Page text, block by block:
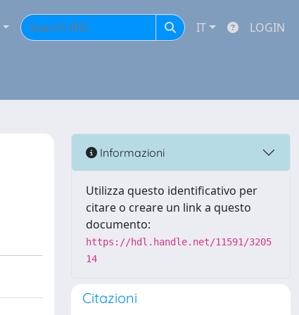
IT LOGIN
Informazioni
Utilizza questo identificativo per
citare o creare un link a questo
documento:
https://hdl.handle.net/11591/3205
14
Citazioni